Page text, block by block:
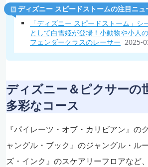
ディズニー スピードストームの注目ニュ
「ディズニー スピードストーム」シ
として白雪姫が登場！小動物や小人
フェンダークラスのレーサー 2025-
ディズニー＆ピクサーの
多彩なコース
『パイレーツ・オブ・カリビアン』の
ャングル・ブック』のジャングル・ル
ズ・インク』のスケアリーフロアなど